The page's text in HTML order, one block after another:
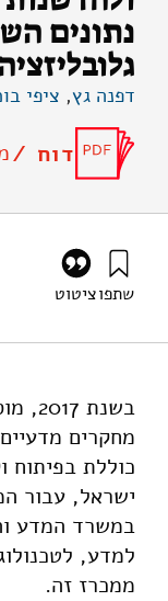
דפנה גץ, ציפי
דוח /
שתפוציטוט
an-international-
globalization
מחקרים
כוללת בפיתוח
ישראל, עבור
במשרד המדע
למדע,
ממכרז זה.